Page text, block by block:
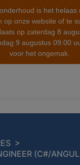
is het helaas
op onze website of te
op zaterdag 8
9 augustus 09:00
voor het ongemak.
skip to the
>
(C#/